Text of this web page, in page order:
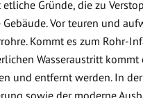
etliche Gründe, die zu
Gebäude. Vor teuren und
Kommt es zum Rohr-
Wasseraustritt
und entfernt werden. In
sowie der moderne